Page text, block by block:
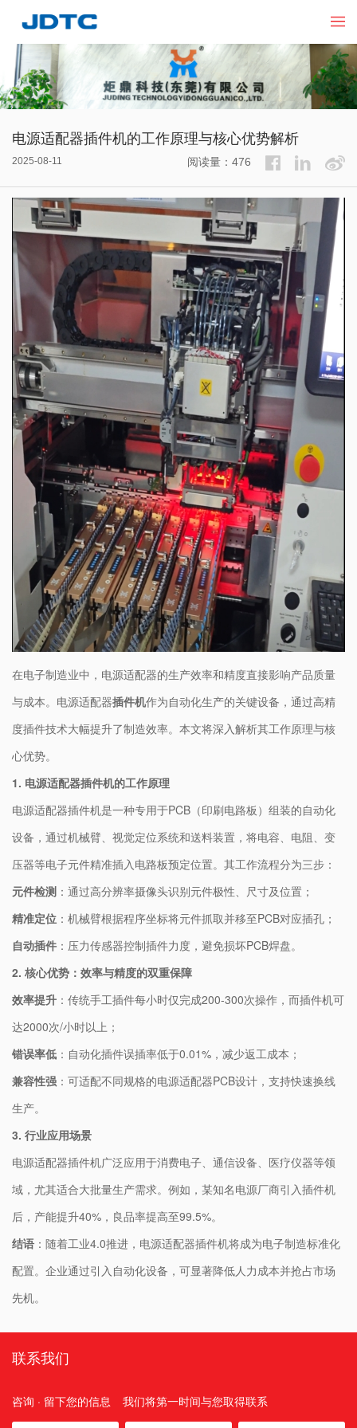
电源适配器插件机的工作原理与核心优势解析​
2025-08-11 阅读量：476
在电子制造业中，电源适配器的生产效率和精度直接影响产品质量
与成本。电源适配器插件机作为自动化生产的关键设备，通过高精
度插件技术大幅提升了制造效率。本文将深入解析其工作原理与核
心优势。
1. ​ ​电源适配器插件机的工作原理​
电源适配器插件机是一种专用于PCB（印刷电路板）组装的自动化
设备，通过机械臂、视觉定位系统和送料装置，将电容、电阻、变
压器等电子元件精准插入电路板预定位置。其工作流程分为三步：
​元件检测​ ​：通过高分辨率摄像头识别元件极性、尺寸及位置；
​精准定位​ ​：机械臂根据程序坐标将元件抓取并移至PCB对应插孔；
​自动插件​ ​：压力传感器控制插件力度，避免损坏PCB焊盘。
2. ​ ​核心优势：效率与精度的双重保障​
​效率提升​ ​：传统手工插件每小时仅完成200-300次操作，而插件机可
达2000次/小时以上；
​错误率低​ ​：自动化插件误插率低于0.01%，减少返工成本；
​兼容性强​ ​：可适配不同规格的电源适配器PCB设计，支持快速换线
生产。
3. ​ ​行业应用场景​
电源适配器插件机广泛应用于消费电子、通信设备、医疗仪器等领
域，尤其适合大批量生产需求。例如，某知名电源厂商引入插件机
后，产能提升40%，良品率提高至99.5%。
​结语​ ​：随着工业4.0推进，电源适配器插件机将成为电子制造标准化
配置。企业通过引入自动化设备，可显著降低人力成本并抢占市场
先机。
联系我们
咨询 · 留下您的信息 我们将第一时间与您取得联系